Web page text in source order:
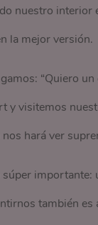
nuestro interior
la mejor versión.
“Quiero
y visitemos
hará ver
súper
también